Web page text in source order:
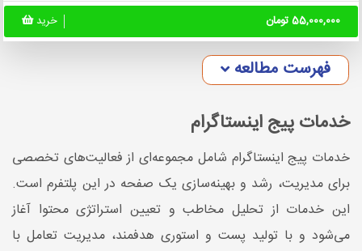
55,000,000 تومان خرید
فهرست مطالعه
خدمات پیج اینستاگرام
خدمات پیج اینستاگرام شامل مجموعه‌ای از فعالیت‌های تخصصی
برای مدیریت، رشد و بهینه‌سازی یک صفحه در این پلتفرم است.
این خدمات از تحلیل مخاطب و تعیین استراتژی محتوا آغاز
می‌شود و با تولید پست و استوری هدفمند، مدیریت تعامل با